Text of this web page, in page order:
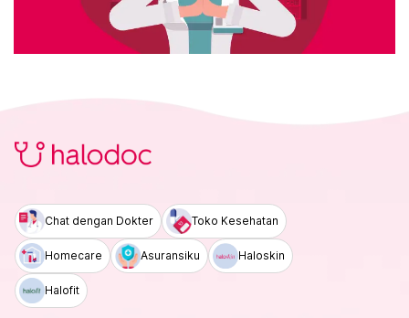
Chat dengan Dokter Toko Kesehatan
Homecare Asuransiku Haloskin
Halofit